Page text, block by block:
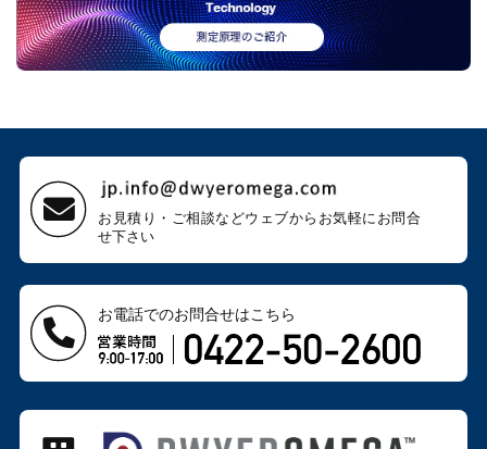
お見積り・ご相談などウェブから お気軽にお問合
せ下さい
お電話でのお問合せはこちら